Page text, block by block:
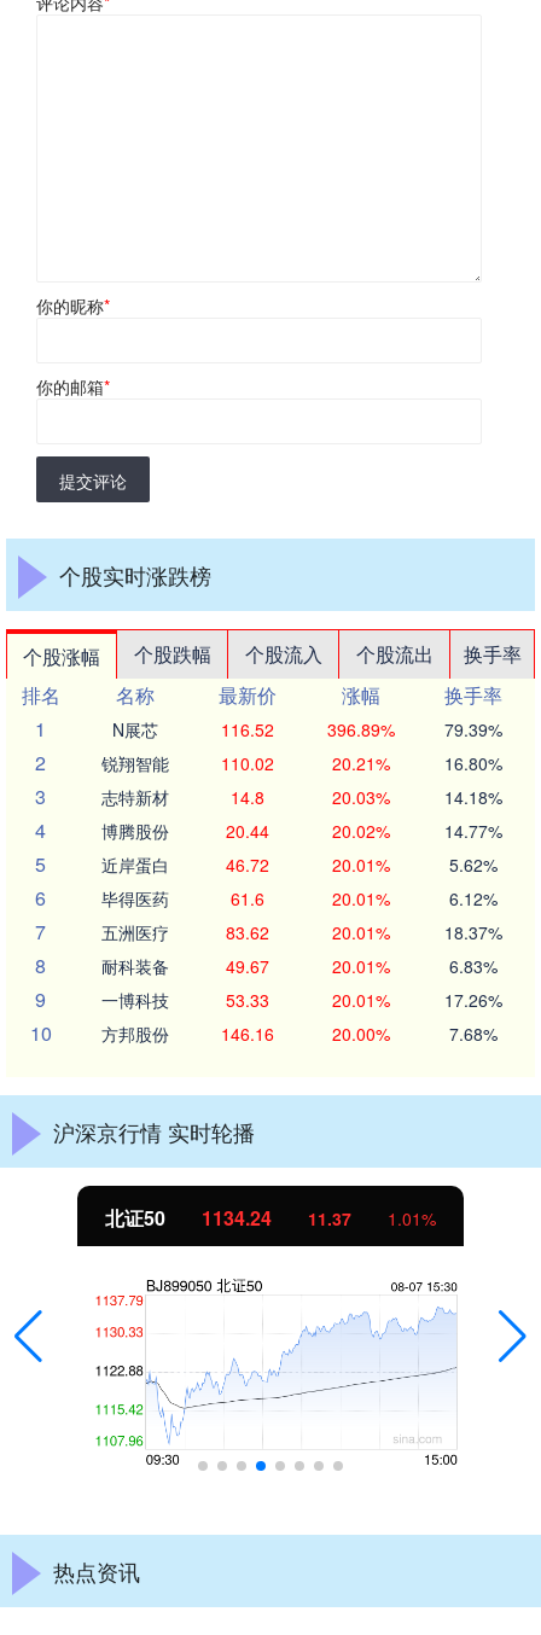
你的昵称*
你的邮箱*
提交评论
个股实时涨跌榜
个股涨幅 个股跌幅 个股流入 个股流出
换手率
排名
名称 最新价 涨幅
换手率
1
N展芯 116.52 396.89% 79.39%
2 锐翔智能 110.02 20.21% 16.80%
3 志特新材 14.8 20.03% 14.18%
4 博腾股份 20.44 20.02% 14.77%
5 近岸蛋白 46.72 20.01% 5.62%
6 毕得医药 61.6 20.01% 6.12%
7 五洲医疗 83.62 20.01% 18.37%
8 耐科装备 49.67 20.01% 6.83%
9 一博科技 53.33 20.01% 17.26%
10 方邦股份 146.16 20.00% 7.68%
沪深京行情 实时轮播
北证50 1134.24 11.37 1.01%
热点资讯